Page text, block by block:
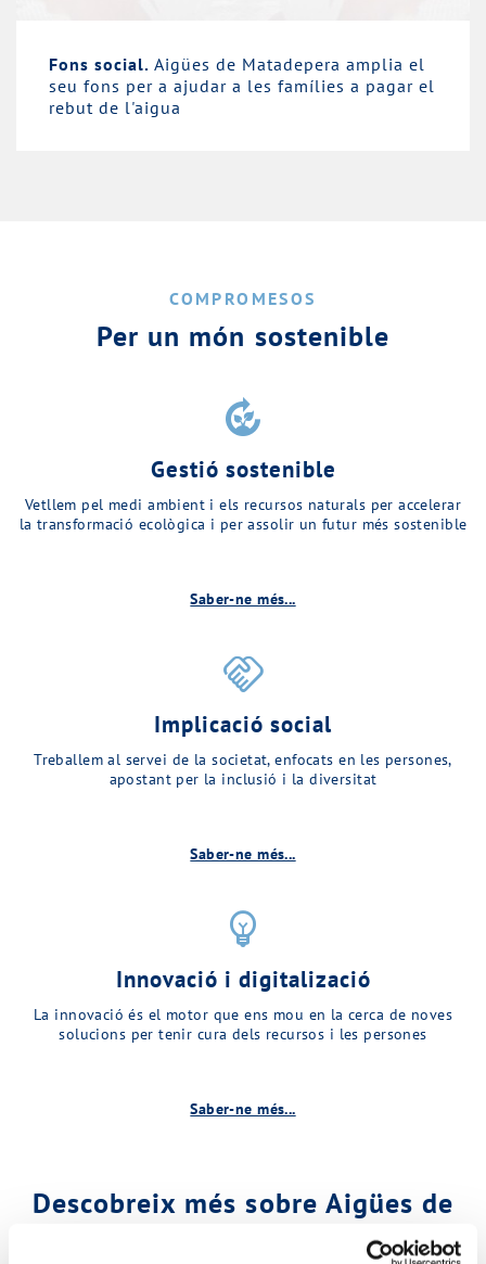
Fons social. Aigües de Matadepera amplia el
seu fons per a ajudar a les famílies a pagar el
rebut de l'aigua
COMPROMESOS
Per un món sostenible
compost
Gestió sostenible
Vetllem pel medi ambient i els recursos naturals per accelerar
la transformació ecològica i per assolir un futur més sostenible
Saber-ne més...
handshake
Implicació social
Treballem al servei de la societat, enfocats en les persones,
apostant per la inclusió i la diversitat
Saber-ne més...
emoji_objects
Innovació i digitalizació
La innovació és el motor que ens mou en la cerca de noves
solucions per tenir cura dels recursos i les persones
Saber-ne més...
Descobreix més sobre Aigües de